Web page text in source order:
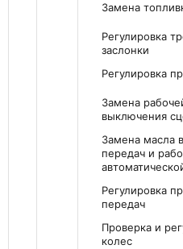
Замена
Регулировка
заслонки
Регулировка
Замена
выключения
Замена масла
передач и
Регулировка
передач
Проверка и
колес